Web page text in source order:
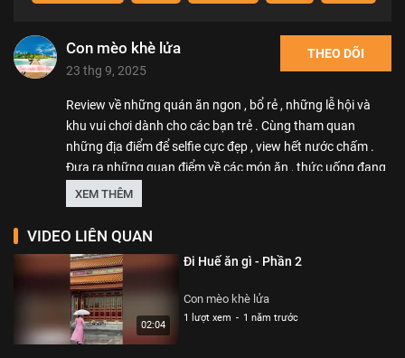
Con mèo khè lửa
23 thg 9, 2025
THEO DÕI
Review về những quán ăn ngon , bổ rẻ , những lễ hội và
khu vui chơi dành cho các bạn trẻ . Cùng tham quan
những địa điểm để selfie cực đẹp , view hết nước chấm .
Đưa ra những quan điểm về các món ăn , thức uống đang
được mọi người quan tâm để có thêm được những trải
nghiệm thú vị ....
Thể loại :REVIEW - TRẢI NGHIỆM
XEM THÊM
VIDEO LIÊN QUAN
02:04
Đi Huế ăn gì - Phần 2
Con mèo khè lửa
1 lượt xem - 1 năm trước